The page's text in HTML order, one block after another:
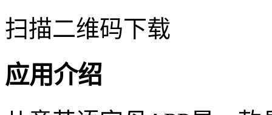
扫描二维码下载
应用介绍